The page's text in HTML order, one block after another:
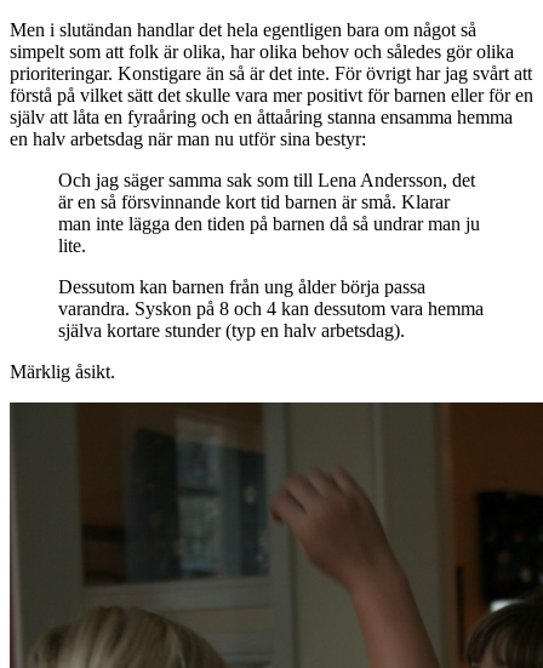
Men i slutändan handlar det hela egentligen bara om något så
simpelt som att folk är olika, har olika behov och således gör olika
prioriteringar. Konstigare än så är det inte. För övrigt har jag svårt att
förstå på vilket sätt det skulle vara mer positivt för barnen eller för en
själv att låta en fyraåring och en åttaåring stanna ensamma hemma
en halv arbetsdag när man nu utför sina bestyr:
Och jag säger samma sak som till Lena Andersson, det
är en så försvinnande kort tid barnen är små. Klarar
man inte lägga den tiden på barnen då så undrar man ju
lite.
Dessutom kan barnen från ung ålder börja passa
varandra. Syskon på 8 och 4 kan dessutom vara hemma
själva kortare stunder (typ en halv arbetsdag).
Märklig åsikt.